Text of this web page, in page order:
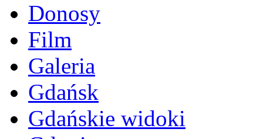
Donosy
Film
Galeria
Gdańsk
Gdańskie widoki